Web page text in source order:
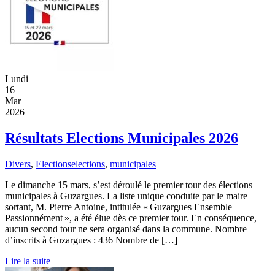
Lundi
16
Mar
2026
Résultats Elections Municipales 2026
Divers, Electionselections, municipales
Le dimanche 15 mars, s’est déroulé le premier tour des élections
municipales à Guzargues. La liste unique conduite par le maire
sortant, M. Pierre Antoine, intitulée « Guzargues Ensemble
Passionnément », a été élue dès ce premier tour. En conséquence,
aucun second tour ne sera organisé dans la commune. Nombre
d’inscrits à Guzargues : 436 Nombre de […]
Lire la suite